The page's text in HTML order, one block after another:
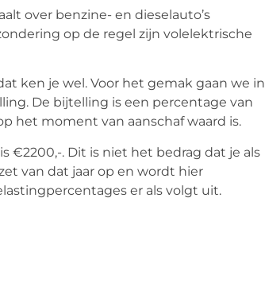
over benzine- en dieselauto’s
op de regel zijn volelektrische
ken je wel. Voor het gemak gaan we in
De bijtelling is een percentage van
het moment van aanschaf waard is.
€2200,-. Dit is niet het bedrag dat je als
van dat jaar op en wordt hier
er als volgt uit.